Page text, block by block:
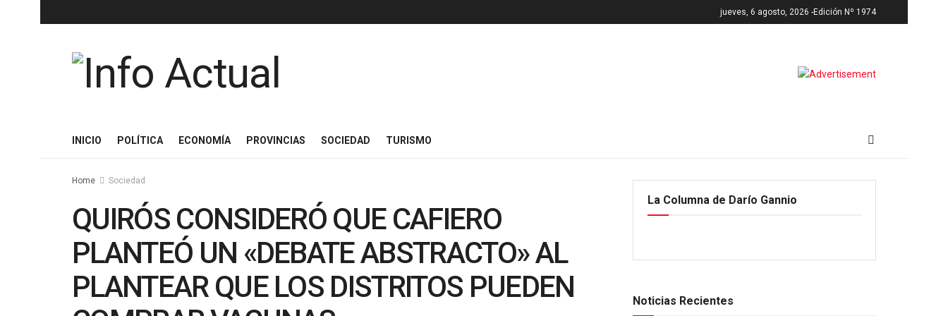
jueves, 6 agosto, 2026 -Edición Nº 1974
INICIO POLÍTICA ECONOMÍA PROVINCIAS SOCIEDAD TURISMO
Home Sociedad
QUIRÓS CONSIDERÓ QUE CAFIERO
PLANTEÓ UN «DEBATE ABSTRACTO» AL
PLANTEAR QUE LOS DISTRITOS PUEDEN
La Columna de Darío Gannio
Noticias Recientes